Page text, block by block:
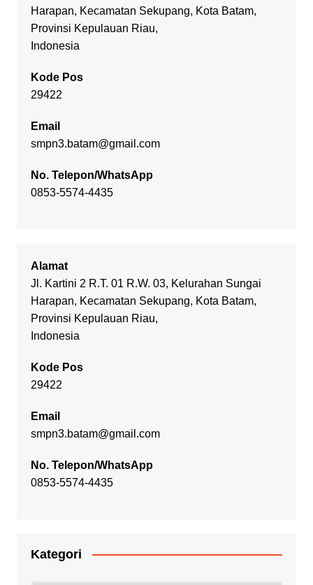
Harapan, Kecamatan Sekupang, Kota Batam,
Provinsi Kepulauan Riau,
Indonesia
Kode Pos
29422
Email
smpn3.batam@gmail.com
No. Telepon/WhatsApp
0853-5574-4435
Alamat
Jl. Kartini 2 R.T. 01 R.W. 03, Kelurahan Sungai
Harapan, Kecamatan Sekupang, Kota Batam,
Provinsi Kepulauan Riau,
Indonesia
Kode Pos
29422
Email
smpn3.batam@gmail.com
No. Telepon/WhatsApp
0853-5574-4435
Kategori